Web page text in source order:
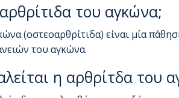
του αγκώνα;
(οστεοαρθρίτιδα) είναι μία
του αγκώνα.
η αρθρίτδα του